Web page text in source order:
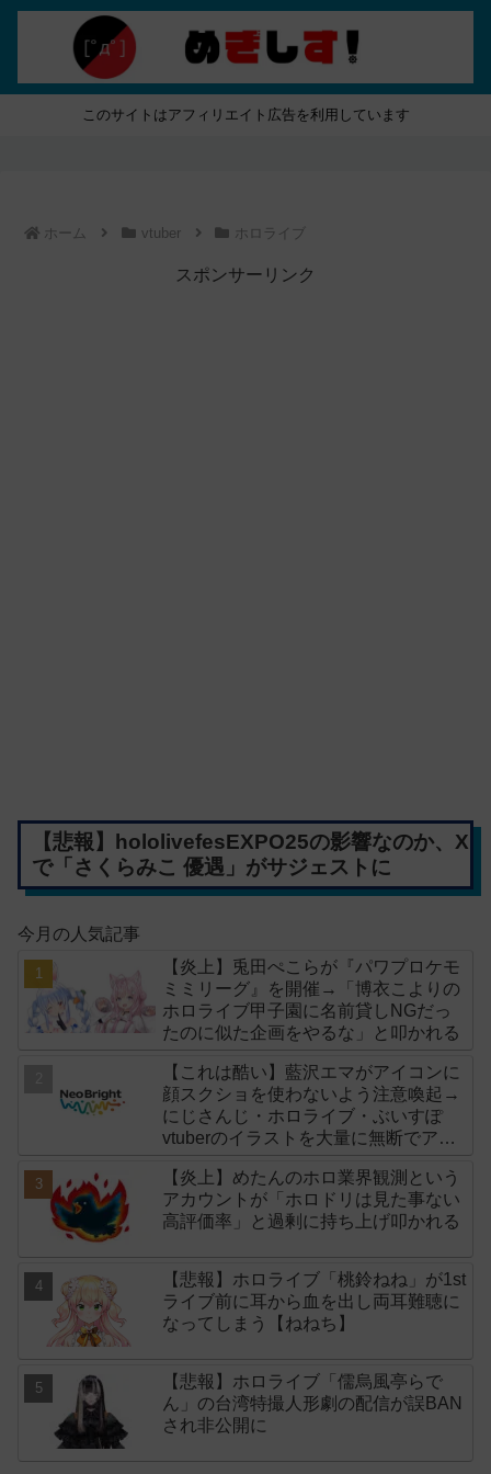
このサイトはアフィリエイト広告を利用しています
ホーム vtuber ホロライブ
スポンサーリンク
【悲報】hololivefesEXPO25の影響なのか、X
で「さくらみこ 優遇」がサジェストに
今月の人気記事
【炎上】兎田ぺこらが『パワプロケモ
ミミリーグ』を開催→「博衣こよりの
ホロライブ甲子園に名前貸しNGだっ
たのに似た企画をやるな」と叩かれる
【これは酷い】藍沢エマがアイコンに
顔スクショを使わないよう注意喚起→
にじさんじ・ホロライブ・ぶいすぽ
vtuberのイラストを大量に無断でアイ
「NeoBright（ネオブライト）」が謝
罪！
【炎上】めたんのホロ業界観測という
アカウントが「ホロドリは見た事ない
高評価率」と過剰に持ち上げ叩かれる
【悲報】ホロライブ「桃鈴ねね」が1st
ライブ前に耳から血を出し両耳難聴に
なってしまう【ねねち】
【悲報】ホロライブ「儒烏風亭らで
ん」の台湾特撮人形劇の配信が誤BAN
され非公開に